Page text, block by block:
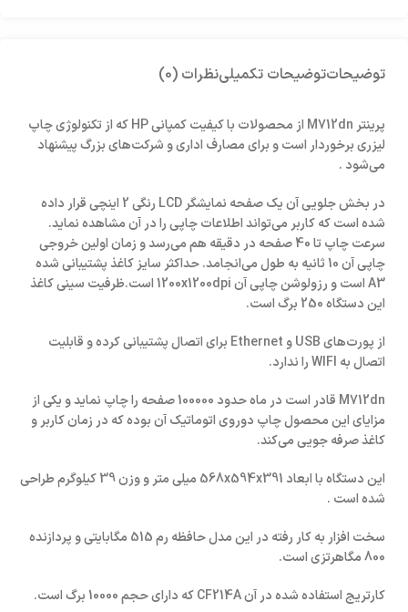
توضیحاتتوضیحات تکمیلینظرات (0)
پرینتر M712dn از محصولات با کیفیت کمپانی HP که از تکنولوژی چاپ
لیزری برخوردار است و برای مصارف اداری و شرکت‌های بزرگ پیشنهاد
می‌شود .
در بخش جلویی آن یک صفحه نمایشگر LCD رنگی 2 اینچی قرار داده
شده است که کاربر می‌تواند اطلاعات چاپی را در آن مشاهده نماید.
سرعت چاپ تا 40 صفحه در دقیقه هم می‌رسد و زمان اولین خروجی
چاپی آن 10 ثانیه به طول می‌انجامد. حداکثر سایز کاغذ پشتیبانی شده
A3 است و رزولوشن چاپی آن 1200x1200dpi است.ظرفیت سینی کاغذ
این دستگاه 250 برگ است.
از پورت‌های USB و Ethernet برای اتصال پشتیبانی کرده و قابلیت
اتصال به WIFI را ندارد.
M712dn قادر است در ماه حدود 100000 صفحه را چاپ نماید و یکی از
مزایای این محصول چاپ دوروی اتوماتیک آن بوده که در زمان کاربر و
کاغذ صرفه جویی می‌کند.
این دستگاه با ابعاد 568x594x391 میلی متر و وزن 39 کیلوگرم طراحی
شده است .
سخت افزار به کار رفته در این مدل حافظه رم 515 مگابایتی و پردازنده
800 مگاهرتزی است.
کارتریج استفاده شده در آن CF214A که دارای حجم 10000 برگ است.